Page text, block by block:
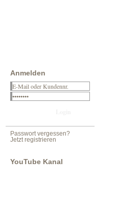
Anmelden
Passwort vergessen?
Jetzt registrieren
YouTube Kanal